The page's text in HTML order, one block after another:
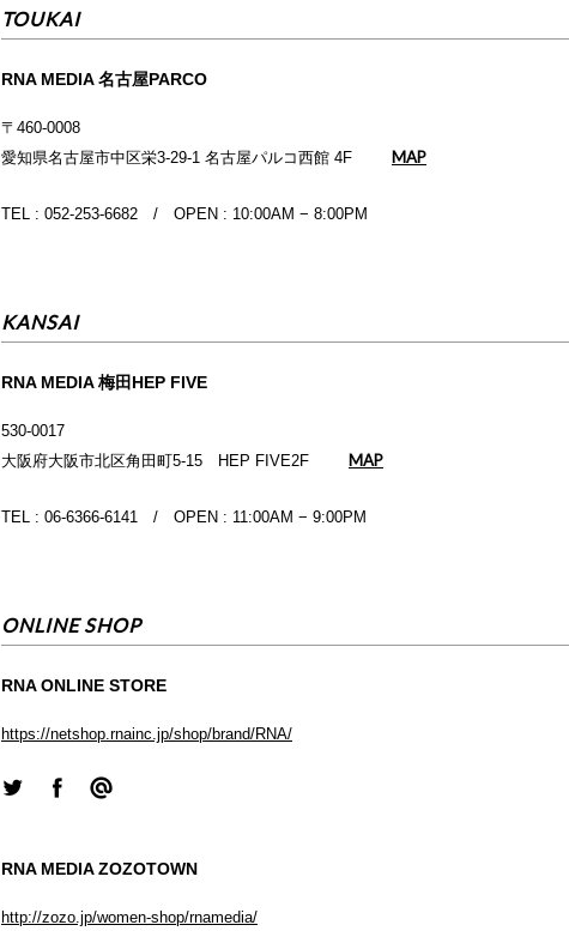
TOUKAI
RNA MEDIA 名古屋PARCO
〒460-0008
愛知県名古屋市中区栄3-29-1 名古屋パルコ西館 4F
MAP
TEL : 052-253-6682 / OPEN : 10:00AM − 8:00PM
KANSAI
RNA MEDIA 梅田HEP FIVE
530-0017
大阪府大阪市北区角田町5-15 HEP FIVE2F
MAP
TEL : 06-6366-6141 / OPEN : 11:00AM − 9:00PM
ONLINE SHOP
RNA ONLINE STORE
https://netshop.rnainc.jp/shop/brand/RNA/
RNA MEDIA ZOZOTOWN
http://zozo.jp/women-shop/rnamedia/